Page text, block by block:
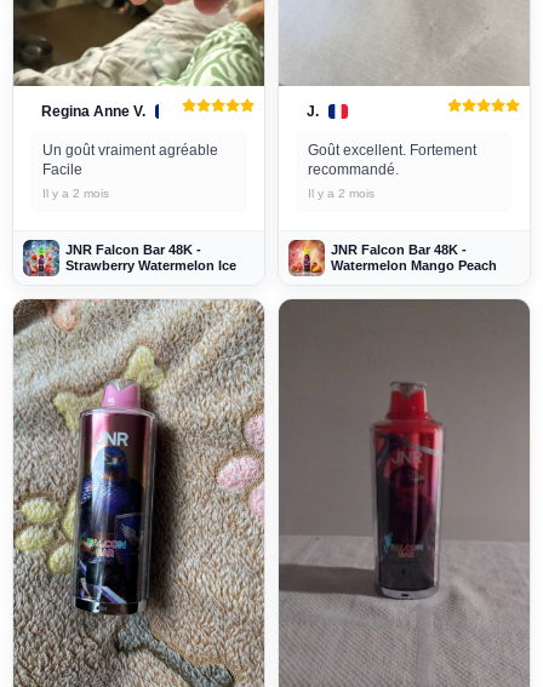
Regina Anne V.
Un goût vraiment agréable
Facile
Il y a 2 mois
JNR Falcon Bar 48K -
Strawberry Watermelon Ice
J.
Goût excellent. Fortement
recommandé.
Il y a 2 mois
JNR Falcon Bar 48K -
Watermelon Mango Peach